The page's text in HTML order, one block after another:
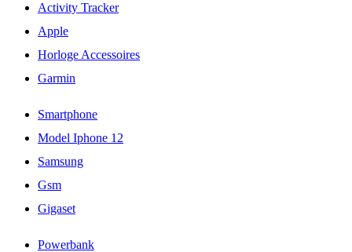
Activity Tracker
Apple
Horloge Accessoires
Garmin
Smartphone
Model Iphone 12
Samsung
Gsm
Gigaset
Powerbank